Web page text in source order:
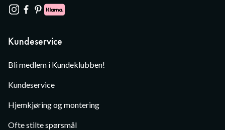
Kundeservice
Bli medlem i Kundeklubben!
Kundeservice
Hjemkjøring og montering
Ofte stilte spørsmål